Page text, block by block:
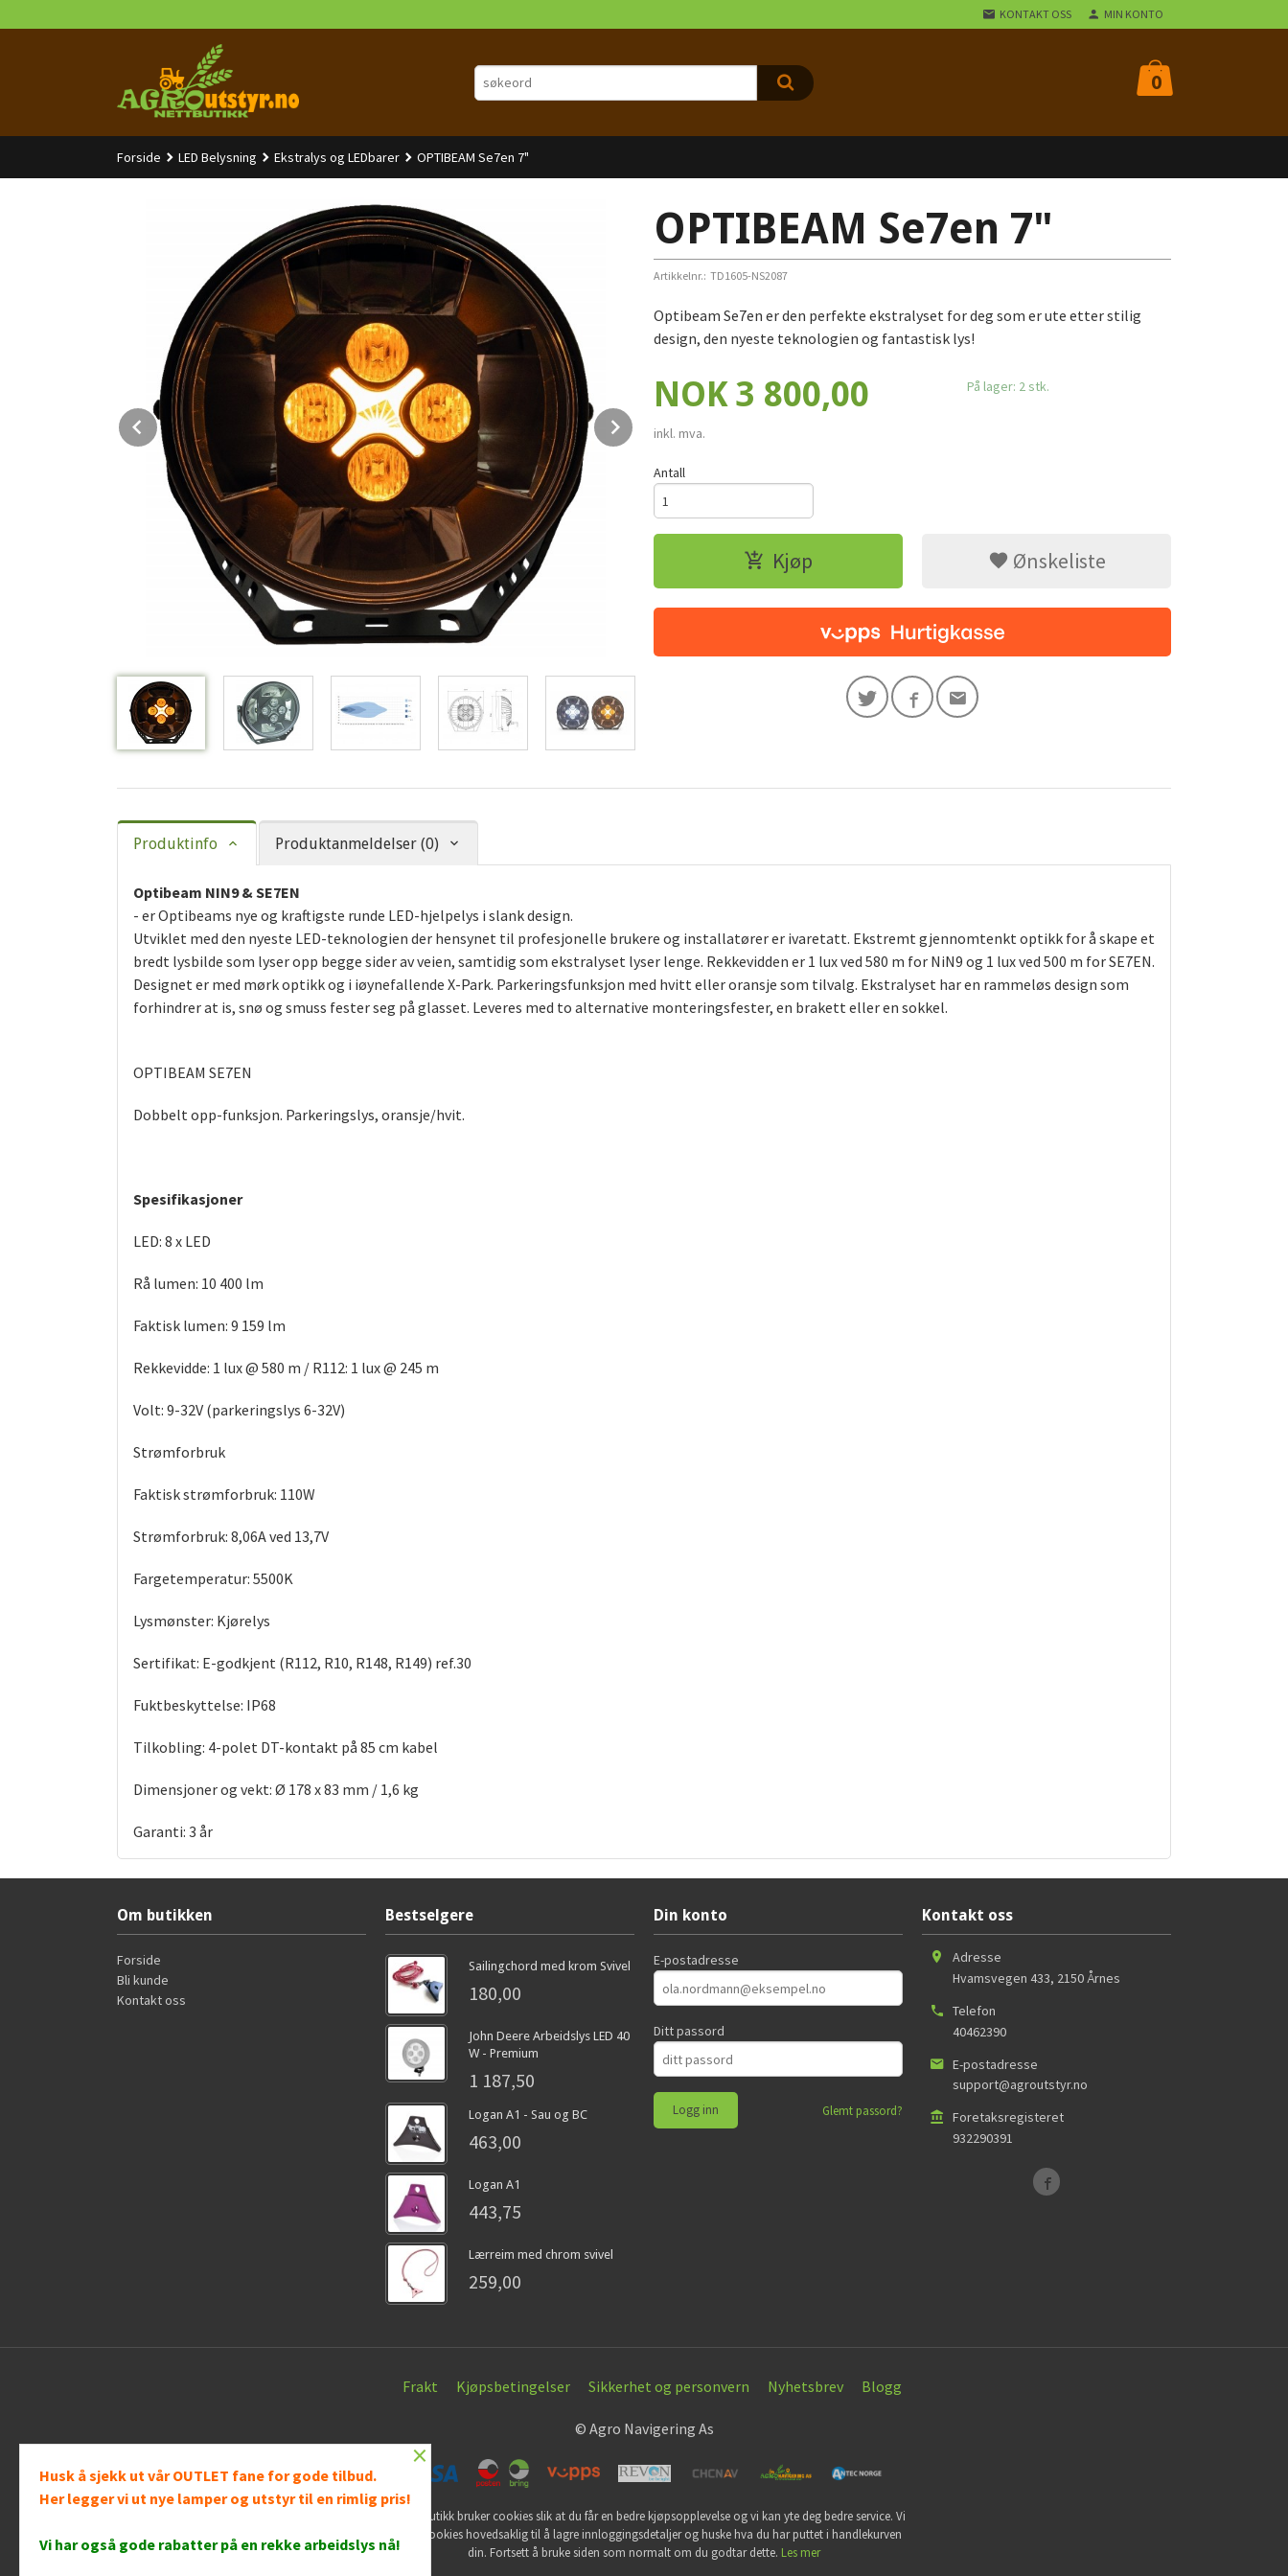
til
KONTAKT OSS MIN KONTO
0
Forside LED Belysning Ekstralys og LEDbarer OPTIBEAM Se7en 7"
Prev Next
OPTIBEAM Se7en 7"
Artikkelnr.: TD1605-NS2087
Optibeam Se7en er den perfekte ekstralyset for deg som er ute etter stilig
design, den nyeste teknologien og fantastisk lys!
Pris
NOK3 800,00
inkl. mva.
På lager: 2 stk.
Antall
Kjøp Ønskeliste
Produktinfo Produktanmeldelser (0)
Optibeam NIN9 & SE7EN
- er Optibeams nye og kraftigste runde LED-hjelpelys i slank design.
Utviklet med den nyeste LED-teknologien der hensynet til profesjonelle brukere og installatører er ivaretatt. Ekstremt gjennomtenkt optikk for å skape et
bredt lysbilde som lyser opp begge sider av veien, samtidig som ekstralyset lyser lenge. Rekkevidden er 1 lux ved 580 m for NiN9 og 1 lux ved 500 m for SE7EN.
Designet er med mørk optikk og i iøynefallende X-Park. Parkeringsfunksjon med hvitt eller oransje som tilvalg. Ekstralyset har en rammeløs design som
forhindrer at is, snø og smuss fester seg på glasset. Leveres med to alternative monteringsfester, en brakett eller en sokkel.
OPTIBEAM SE7EN
Dobbelt opp-funksjon. Parkeringslys, oransje/hvit.
Spesifikasjoner
LED: 8 x LED
Rå lumen: 10 400 lm
Faktisk lumen: 9 159 lm
Rekkevidde: 1 lux @ 580 m / R112: 1 lux @ 245 m
Volt: 9-32V (parkeringslys 6-32V)
Strømforbruk
Faktisk strømforbruk: 110W
Strømforbruk: 8,06A ved 13,7V
Fargetemperatur: 5500K
Lysmønster: Kjørelys
Sertifikat: E-godkjent (R112, R10, R148, R149) ref.30
Fuktbeskyttelse: IP68
Tilkobling: 4-polet DT-kontakt på 85 cm kabel
Dimensjoner og vekt: Ø 178 x 83 mm / 1,6 kg
Garanti: 3 år
Om butikken
Forside
Bli kunde
Kontakt oss
Bestselgere
Sailingchord med krom Svivel
180,00
John Deere Arbeidslys LED 40
W - Premium
1 187,50
Logan A1 - Sau og BC
463,00
Logan A1
443,75
Lærreim med chrom svivel
259,00
Din konto
E-postadresse
Ditt passord
Glemt passord?
Kontakt oss
Adresse
Hvamsvegen 433, 2150Årnes
Telefon
40462390
E-postadresse
support@agroutstyr.no
Foretaksregisteret
932290391
Frakt Kjøpsbetingelser Sikkerhet og personvern Nyhetsbrev Blogg
© Agro Navigering As
Vår nettbutikk bruker cookies slik at du får en bedre kjøpsopplevelse og vi kan yte deg bedre service. Vi
bruker cookies hovedsaklig til å lagre innloggingsdetaljer og huske hva du har puttet i handlekurven
din. Fortsett å bruke siden som normalt om du godtar dette. Les mer
×
Husk å sjekk ut vår OUTLET fane for gode tilbud.
Her legger vi ut nye lamper og utstyr til en rimlig pris!
Vi har også gode rabatter på en rekke arbeidslys nå!